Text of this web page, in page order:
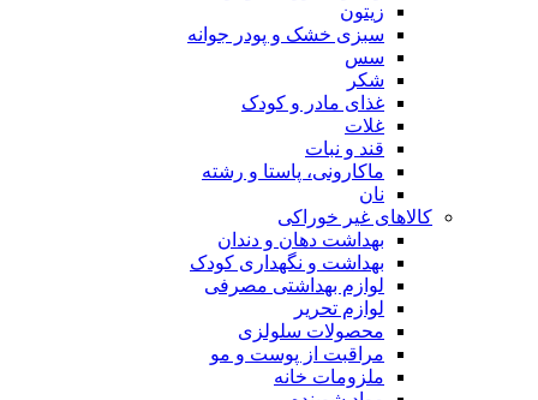
زیتون
سبزی خشک و پودر جوانه
سس
شکر
غذای مادر و کودک
غلات
قند و نبات
ماکارونی، پاستا و رشته
نان
کالاهای غیر خوراکی
بهداشت دهان و دندان
بهداشت و نگهداری کودک
لوازم بهداشتی مصرفی
لوازم تحریر
محصولات سلولزی
مراقبت از پوست و مو
ملزومات خانه